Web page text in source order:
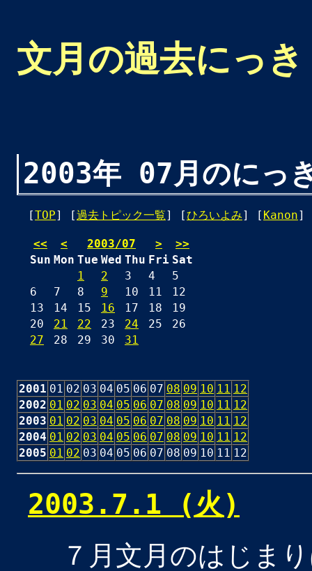
文月の過去にっき
2003年 07月のにっ
[TOP] [過去トピック一覧] [ひろいよみ] [ Kanon]
<< < 2003/07 >
>>
Sun Mon Tue Wed Thu Fri Sat
1
2 3 4
5
6
7 8 9 10 11
12
13
14 15 16 17 18
19
20
21 22 23 24 25
26
27
28 29 30 31
2001 01 02 03 04 05 06 07 08 09 10 11 12
2002 01 02 03 04 05 06 07 08 09 10 11 12
2003 01 02 03 04 05 06 07 08 09 10 11 12
2004 01 02 03 04 05 06 07 08 09 10 11 12
2005 01 02 03 04 05 06 07 08 09 10 11 12
2003.7.1 (火)
７月文月のはじま